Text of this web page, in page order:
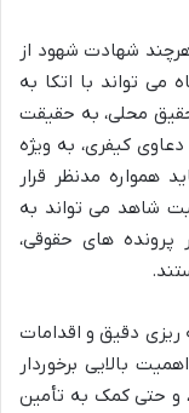
شهادت شهود از
می تواند با اتکا به
محلی، به حقیقت
کیفری، به ویژه
همواره مدنظر قرار
شاهد می تواند به
های حقوقی،
ریزی دقیق و اقدامات
بالایی برخوردار
و حتی کمک به تأمین